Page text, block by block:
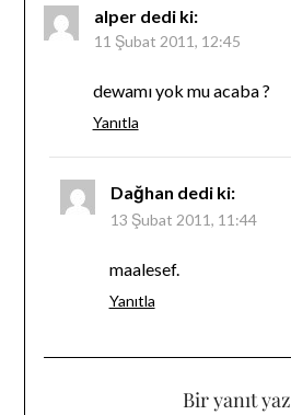
alper dedi ki:
11 Şubat 2011, 12:45
dewamı yok mu acaba ?
Yanıtla
Dağhan dedi ki:
13 Şubat 2011, 11:44
maalesef.
Yanıtla
Bir yanıt